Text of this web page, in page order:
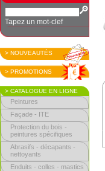
Tapez un mot-clef
> NOUVEAUTÉS
> PROMOTIONS
> CATALOGUE EN LIGNE
Peintures
Façade - ITE
Protection du bois -
peintures spécifiques
Abrasifs - décapants -
nettoyants
Enduits - colles - mastics